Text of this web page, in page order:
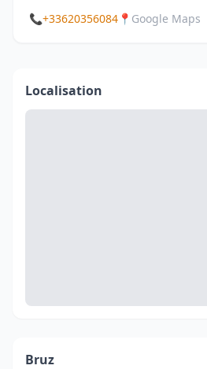
📞+33620356084 📍 Google Maps
Localisation
Bruz